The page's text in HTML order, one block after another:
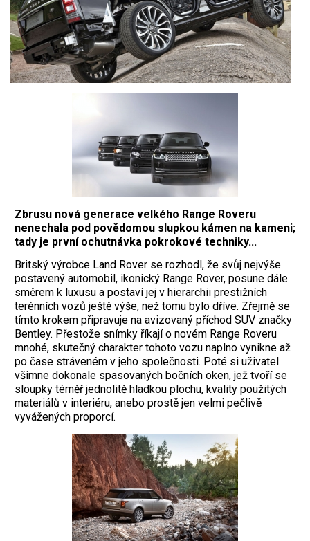
Zbrusu nová generace velkého Range Roveru
nenechala pod povědomou slupkou kámen na kameni;
tady je první ochutnávka pokrokové techniky...
Britský výrobce Land Rover se rozhodl, že svůj nejvýše
postavený automobil, ikonický Range Rover, posune dále
směrem k luxusu a postaví jej v hierarchii prestižních
terénních vozů ještě výše, než tomu bylo dříve. Zřejmě se
tímto krokem ­připravuje na avizovaný příchod SUV značky
Bentley. Přestože snímky říkají o novém Range Roveru
mnohé, skutečný charakter tohoto vozu naplno vynikne až
po čase stráveném v jeho společnosti. Poté si uživatel
všimne dokonale spasovaných bočních oken, jež tvoří se
sloupky téměř jednolitě hladkou plochu, kvality použitých
materiálů v interiéru, anebo prostě jen velmi pečlivě
vyvážených proporcí.